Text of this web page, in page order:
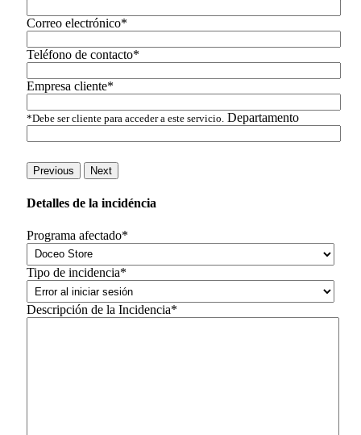
Correo electrónico*
Teléfono de contacto*
Empresa cliente*
*Debe ser cliente para acceder a este servicio. Departamento
Previous Next
Detalles de la incidéncia
Programa afectado*
Tipo de incidencia*
Descripción de la Incidencia*